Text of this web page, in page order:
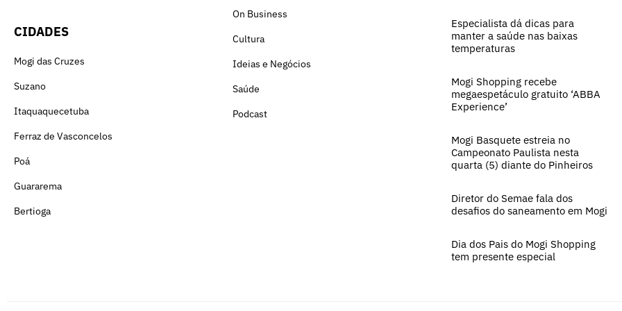
CIDADES
Mogi das Cruzes
Suzano
Itaquaquecetuba
Ferraz de Vasconcelos
Poá
Guararema
Bertioga
On Business
Cultura
Ideias e Negócios
Saúde
Podcast
Especialista dá dicas para
manter a saúde nas baixas
temperaturas
Mogi Shopping recebe
megaespetáculo gratuito ‘ABBA
Experience’
Mogi Basquete estreia no
Campeonato Paulista nesta
quarta (5) diante do Pinheiros
Diretor do Semae fala dos
desafios do saneamento em Mogi
Dia dos Pais do Mogi Shopping
tem presente especial